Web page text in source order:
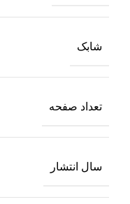
شابک
تعداد صفحه
سال انتشار